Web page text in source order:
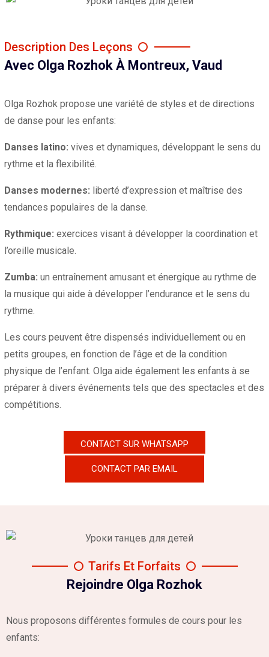
Description Des Leçons
Avec Olga Rozhok À Montreux, Vaud
Olga Rozhok propose une variété de styles et de directions
de danse pour les enfants:
Danses latino: vives et dynamiques, développant le sens du
rythme et la flexibilité.
Danses modernes: liberté d’expression et maîtrise des
tendances populaires de la danse.
Rythmique: exercices visant à développer la coordination et
l’oreille musicale.
Zumba: un entraînement amusant et énergique au rythme de
la musique qui aide à développer l’endurance et le sens du
rythme.
Les cours peuvent être dispensés individuellement ou en
petits groupes, en fonction de l’âge et de la condition
physique de l’enfant. Olga aide également les enfants à se
préparer à divers événements tels que des spectacles et des
compétitions.
CONTACT SUR WHATSAPP
CONTACT PAR EMAIL
Tarifs Et Forfaits
Rejoindre Olga Rozhok
Nous proposons différentes formules de cours pour les
enfants: